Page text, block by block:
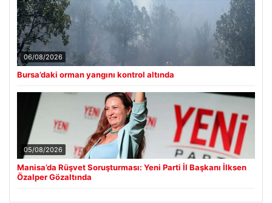
06/08/2026
Bursa’daki orman yangını kontrol altında
05/08/2026
Manisa’da Rüşvet Soruşturması: Yeni Parti İl Başkanı İlksen
Özalper Gözaltında